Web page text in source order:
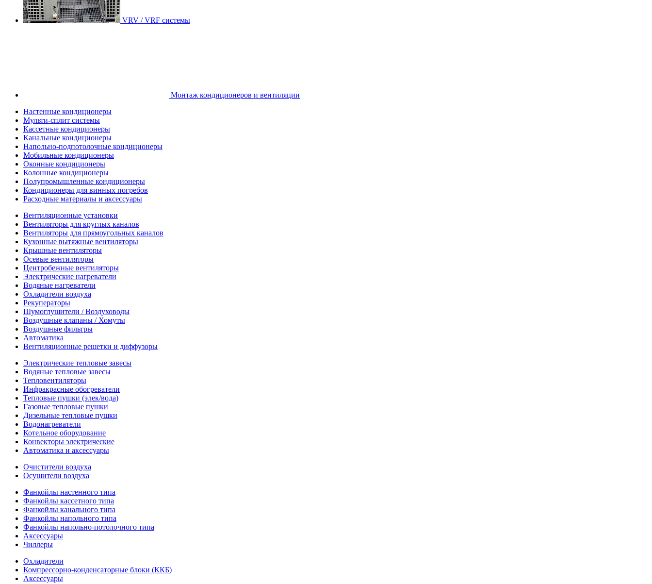
VRV / VRF системы
Монтаж кондиционеров и вентиляции
Настенные кондиционеры
Мульти-сплит системы
Кассетные кондиционеры
Канальные кондиционеры
Напольно-подпотолочные кондиционеры
Мобильные кондиционеры
Оконные кондиционеры
Колонные кондиционеры
Полупромышленные кондиционеры
Кондиционеры для винных погребов
Расходные материалы и аксессуары
Вентиляционные установки
Вентиляторы для круглых каналов
Вентиляторы для прямоугольных каналов
Кухонные вытяжные вентиляторы
Крышные вентиляторы
Осевые вентиляторы
Центробежные вентиляторы
Электрические нагреватели
Водяные нагреватели
Охладители воздуха
Рекуператоры
Шумоглушители / Воздуховоды
Воздушные клапаны / Хомуты
Воздушные фильтры
Автоматика
Вентиляционные решетки и диффузоры
Электрические тепловые завесы
Водяные тепловые завесы
Тепловентиляторы
Инфракрасные обогреватели
Тепловые пушки (элек/вода)
Газовые тепловые пушки
Дизельные тепловые пушки
Водонагреватели
Котельное оборудование
Конвекторы электрические
Автоматика и аксессуары
Очистители воздуха
Осушители воздуха
Фанкойлы настенного типа
Фанкойлы кассетного типа
Фанкойлы канального типа
Фанкойлы напольного типа
Фанкойлы напольно-потолочного типа
Аксессуары
Чиллеры
Охладители
Компрессорно-конденсаторные блоки (ККБ)
Аксессуары